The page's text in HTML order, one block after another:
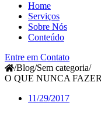
Home
Serviços
Sobre Nós
Conteúdo
Entre em Contato
/Blog/Sem categoria/
O QUE NUNCA
11/29/2017